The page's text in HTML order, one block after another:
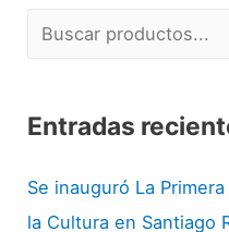
Entradas
Se inauguró La
la Cultura en Santiago